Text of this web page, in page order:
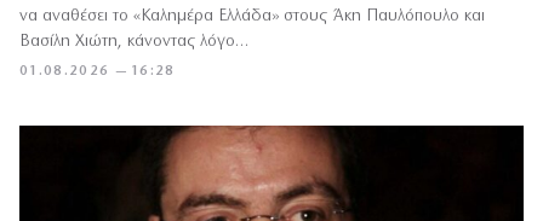
01.08.2026 — 16:28
να αναθέσει το «Καλημέρα Ελλάδα» στους Άκη Παυλόπουλο και
Βασίλη Χιώτη, κάνοντας λόγο…